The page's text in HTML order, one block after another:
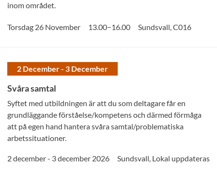
inom området.
Torsdag 26 November 13.00–16.00 Sundsvall C016
2 December - 3 December
Svåra samtal
Syftet med utbildningen är att du som deltagare får en
grundläggande förståelse/kompetens och därmed förmåga
att på egen hand hantera svåra samtal/problematiska
arbetssituationer.
2 december - 3 december 2026 Sundsvall, Lokal uppdateras